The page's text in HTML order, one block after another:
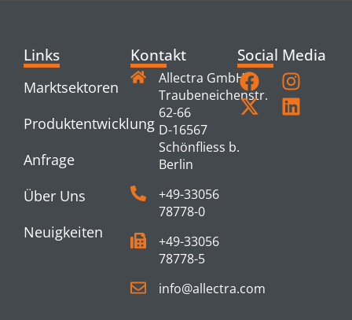
Links
Marktsektoren
Produktentwicklung
Anfrage
Über Uns
Neuigkeiten
Kontakt
Allectra GmbH
Traubeneichenstr.
62-66
D-16567
Schönfliess b.
Berlin
+49-33056
78778-0
+49-33056
78778-5
info@allectra.com
Social Media